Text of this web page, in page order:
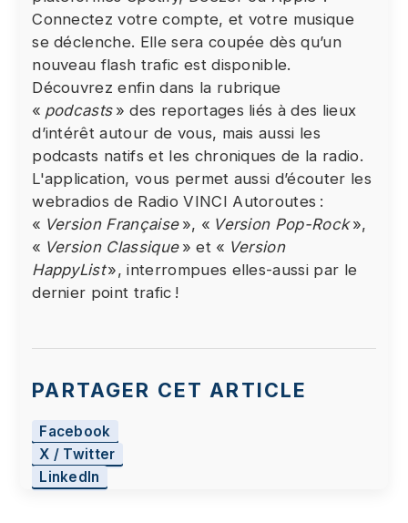
Connectez votre compte, et votre musique
se déclenche. Elle sera coupée dès qu’un
nouveau flash trafic est disponible.
Découvrez enfin dans la rubrique
« podcasts» des reportages liés à des lieux
d’intérêt autour de vous, mais aussi les
podcasts natifs et les chroniques de la radio.
L'application, vous permet aussi d’écouter les
webradios de Radio VINCI Autoroutes :
« Version Française», « Version Pop-Rock»,
« Version Classique» et « Version
HappyList», interrompues elles-aussi par le
dernier point trafic !
PARTAGER CET ARTICLE
Facebook
X / Twitter
LinkedIn